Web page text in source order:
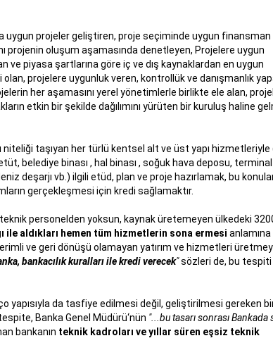
uygun projeler geliştiren, proje seçiminde uygun finansman
projenin oluşum aşamasında denetleyen, Projelere uygun
ve piyasa şartlarına göre iç ve dış kaynaklardan en uygun
projelere uygunluk veren, kontrollük ve danışmanlık
her aşamasını yerel yönetimlerle birlikte ele alan,
etkin bir şekilde dağılımını yürüten bir kuruluş haline
niteliği taşıyan her türlü kentsel alt ve üst yapı
belediye binası , hal binası , soğuk hava deposu, terminal
deşarjı vb.) ilgili etüd, plan ve proje hazırlamak, bu
gerçekleşmesi için kredi sağlamaktır.
teknik personelden yoksun, kaynak üretemeyen ülkedeki
ile aldıkları hemen tüm hizmetlerin sona ermesi anlamına
ve geri dönüşü olamayan yatırım ve hizmetleri
bankacılık kuralları ile kredi verecek"sözleri de, bu tespiti
yapısıyla da tasfiye edilmesi değil, geliştirilmesi gereken
Banka Genel Müdürü‘nün "...bu tasarı sonrası Bankada
bankanın teknik kadroları ve yıllar süren eşsiz teknik